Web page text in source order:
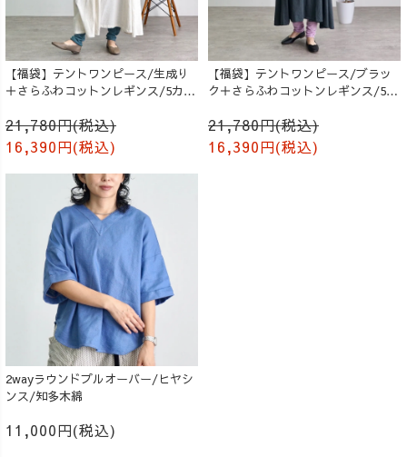
【福袋】テントワンピース/生成り
＋さらふわコットンレギンス/5カラ
21,780円(税込)
16,390円(税込)
【福袋】テントワンピース/ブラッ
ク＋さらふわコットンレギンス/5カ
21,780円(税込)
16,390円(税込)
2wayラウンドプルオーバー/ヒヤシ
ンス/知多木綿
11,000円(税込)